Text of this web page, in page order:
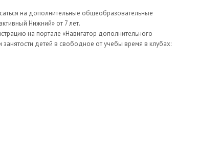
на дополнительные общеобразовательные
Нижний» от 7 лет.
на портале «Навигатор дополнительного
детей в свободное от учебы время в клубах: